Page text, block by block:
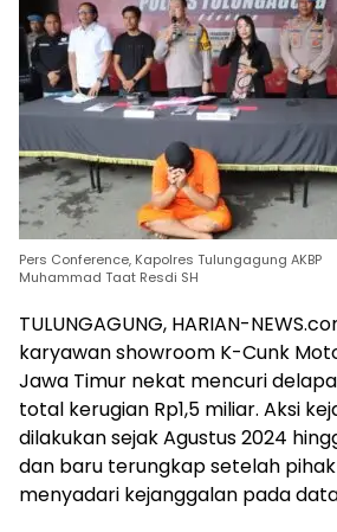
Pers Conference, Kapolres Tulungagung AKBP
Muhammad Taat Resdi SH
TULUNGAGUNG, HARIAN-
karyawan showroom K-Cunk
Jawa Timur nekat mencuri
total kerugian Rp1,5 miliar. Aksi
dilakukan sejak Agustus 2024
dan baru terungkap setelah
menyadari kejanggalan pada